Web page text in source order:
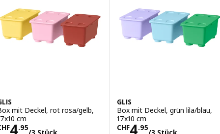
mit Deckel, rot rosa/gelb,
cm
4.95 CHF 4.95/3 Stück
GLIS
Box mit Deckel, grün lila/blau,
17x10 cm
CHF4.95
Preis CHF